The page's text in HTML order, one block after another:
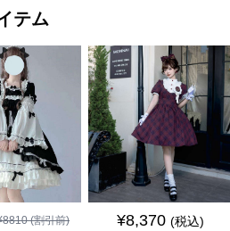
テム
8810(割引前) ¥8,370 (税込)